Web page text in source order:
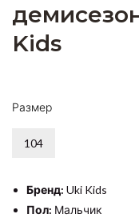
Kids
Размер
104
Бренд: Uki Kids
Пол: Мальчик